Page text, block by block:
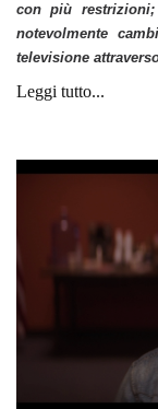
con più
notevolmente
televisione
Leggi tutto...